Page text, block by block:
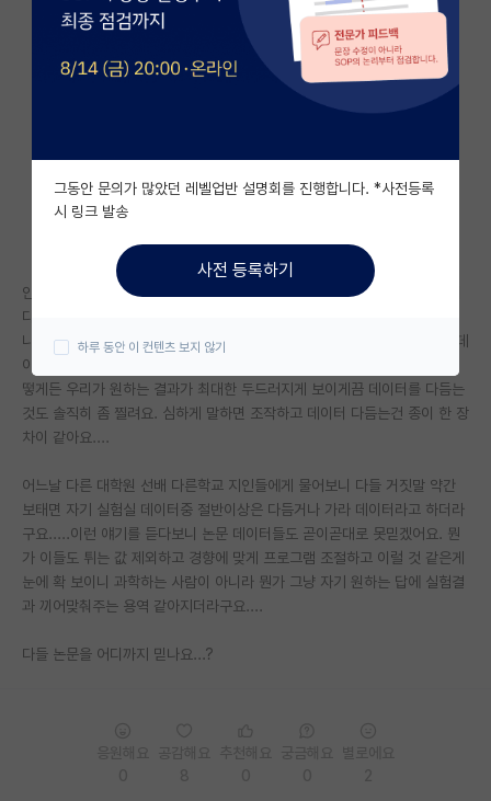
전체글보기
베스트 게시판
자유 게시판(아무개랩)
미국 유학 게시판
미국 대학원 합격 후기 게시판
대학원생 모집 게시판
연구실(PI) 홍보 게시판
석박사 채용 정보 게시판
학부 인턴 게시판
취업 게시판
임용 후기 게시판
안녕하세요. 현재 석사 3학기 끝내고 4학기차 들어가는 평범한 석사생입니
다. 지금 한창 논문 데이터 다뽑고 논문 스토리 라인과 졸업 논문 쓰는중 입
니다. 데이터를 만들다보니....저희 교수님껜 죄송스러운 말씀이지만 가라 데
이터가 많은것 같아요. 솔직히 경향성은 보이나 그렇게 큰차이가 아닌데 어
떻게든 우리가 원하는 결과가 최대한 두드러지게 보이게끔 데이터를 다듬는
것도 솔직히 좀 찔려요. 심하게 말하면 조작하고 데이터 다듬는건 종이 한 장
차이 같아요....
어느날 다른 대학원 선배 다른학교 지인들에게 물어보니 다들 거짓말 약간
보태면 자기 실험실 데이터중 절반이상은 다듬거나 가라 데이터라고 하더라
구요.....이런 얘기를 듣다보니 논문 데이터들도 곧이곧대로 못믿겠어요. 뭔
가 이들도 튀는 값 제외하고 경향에 맞게 프로그램 조절하고 이럴 것 같은게
눈에 확 보이니 과학하는 사람이 아니라 뭔가 그냥 자기 원하는 답에 실험결
과 끼어맞춰주는 용역 같아지더라구요....
다들 논문을 어디까지 믿나요...?
그동안 문의가 많았던 레벨업반 설명회를 진행합니다. *사전등록
시 링크 발송
사전 등록하기
하루 동안 이 컨텐츠 보지 않기